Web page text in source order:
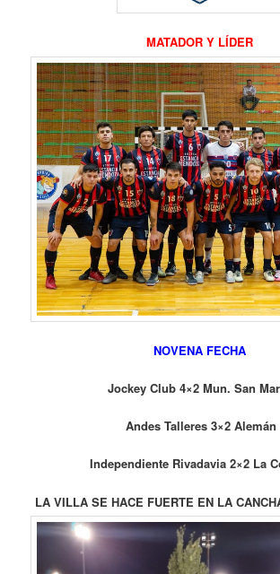
MATADOR Y LÍDER
NOVENA FECHA
Jockey Club 4×2 Mun. San
Andes Talleres 3×2 Alemán
Independiente Rivadavia 2×2 La
LA VILLA SE HACE FUERTE EN LA